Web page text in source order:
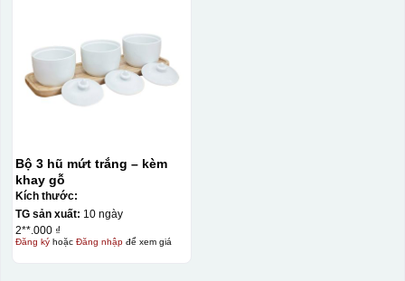
Bộ 3 hũ mứt trắng – kèm
khay gỗ
Kích thước:
TG sản xuất: 10 ngày
2**.000 ₫
Đăng kýhoặc Đăng nhậpđể xem giá